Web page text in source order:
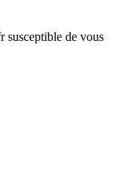
susceptible de vous